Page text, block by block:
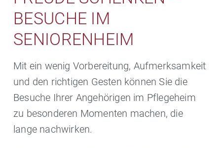
BESUCHE IM
SENIORENHEIM
Mit ein wenig Vorbereitung, Aufmerksamkeit
und den richtigen Gesten können Sie die
Besuche Ihrer Angehörigen im Pflegeheim
zu besonderen Momenten machen, die
lange nachwirken.